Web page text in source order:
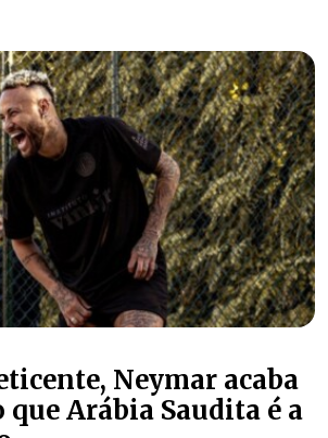
Neymar acaba
que Arábia Saudita é a